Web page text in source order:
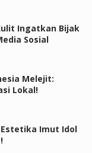
Ingatkan Bijak
Sosial
Melejit:
Lokal!
Imut Idol